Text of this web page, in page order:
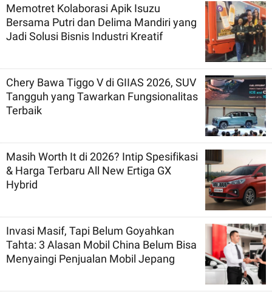
Memotret Kolaborasi Apik Isuzu
Bersama Putri dan Delima Mandiri yang
Jadi Solusi Bisnis Industri Kreatif
Chery Bawa Tiggo V di GIIAS 2026, SUV
Tangguh yang Tawarkan Fungsionalitas
Terbaik
Masih Worth It di 2026? Intip Spesifikasi
& Harga Terbaru All New Ertiga GX
Hybrid
Invasi Masif, Tapi Belum Goyahkan
Tahta: 3 Alasan Mobil China Belum Bisa
Menyaingi Penjualan Mobil Jepang